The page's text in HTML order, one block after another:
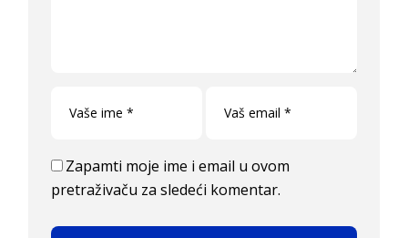
Zapamti moje ime i email u ovom
pretraživaču za sledeći komentar.